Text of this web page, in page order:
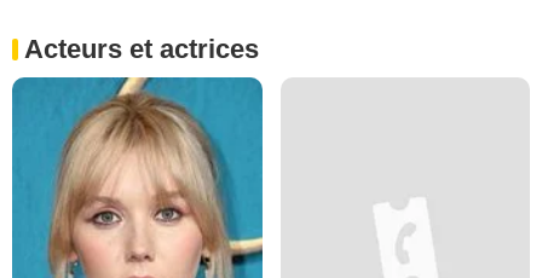
Acteurs et actrices